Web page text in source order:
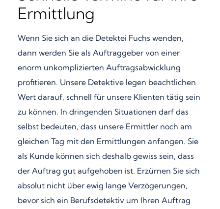
Ermittlung
Wenn Sie sich an die Detektei Fuchs wenden,
dann werden Sie als Auftraggeber von einer
enorm unkomplizierten Auftragsabwicklung
profitieren. Unsere Detektive legen beachtlichen
Wert darauf, schnell für unsere Klienten tätig sein
zu können. In dringenden Situationen darf das
selbst bedeuten, dass unsere Ermittler noch am
gleichen Tag mit den Ermittlungen anfangen. Sie
als Kunde können sich deshalb gewiss sein, dass
der Auftrag gut aufgehoben ist. Erzürnen Sie sich
absolut nicht über ewig lange Verzögerungen,
bevor sich ein Berufsdetektiv um Ihren Auftrag